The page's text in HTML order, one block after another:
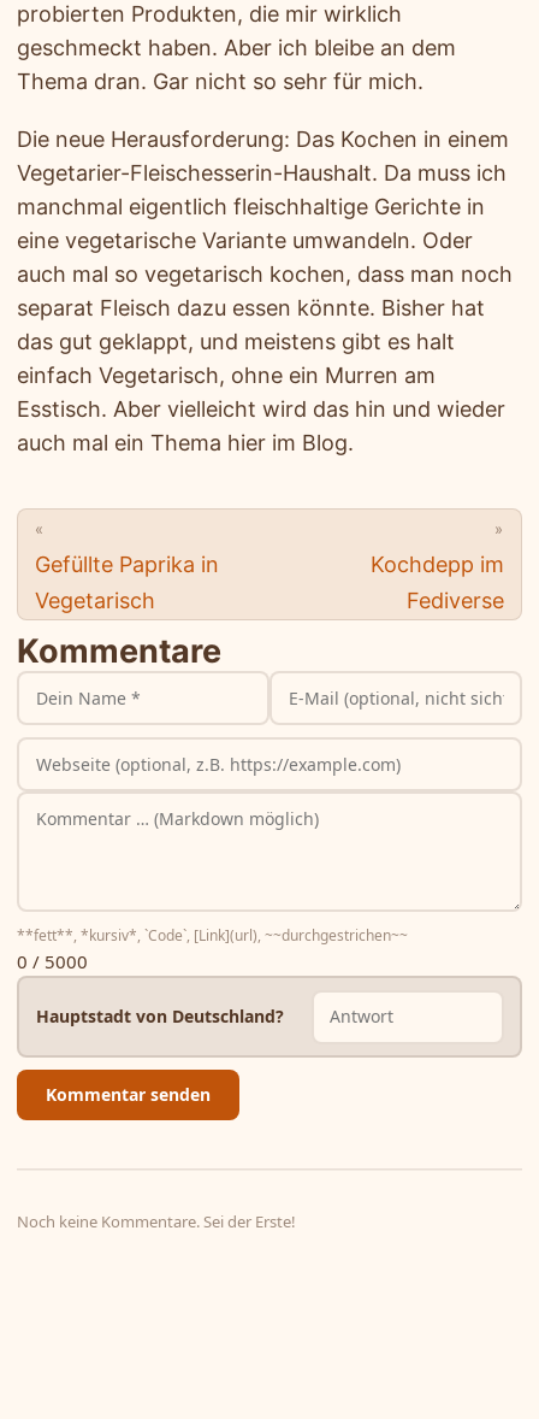
probierten Produkten, die mir wirklich
geschmeckt haben. Aber ich bleibe an dem
Thema dran. Gar nicht so sehr für mich.
Die neue Herausforderung: Das Kochen in einem
Vegetarier-Fleischesserin-Haushalt. Da muss ich
manchmal eigentlich fleischhaltige Gerichte in
eine vegetarische Variante umwandeln. Oder
auch mal so vegetarisch kochen, dass man noch
separat Fleisch dazu essen könnte. Bisher hat
das gut geklappt, und meistens gibt es halt
einfach Vegetarisch, ohne ein Murren am
Esstisch. Aber vielleicht wird das hin und wieder
auch mal ein Thema hier im Blog.
«
Gefüllte Paprika in
Vegetarisch
»
Kochdepp im
Fediverse
Kommentare
**fett**, *kursiv*, `Code`, [Link](url), ~~durchgestrichen~~
0 / 5000
Hauptstadt von Deutschland?
Kommentar senden
Noch keine Kommentare. Sei der Erste!